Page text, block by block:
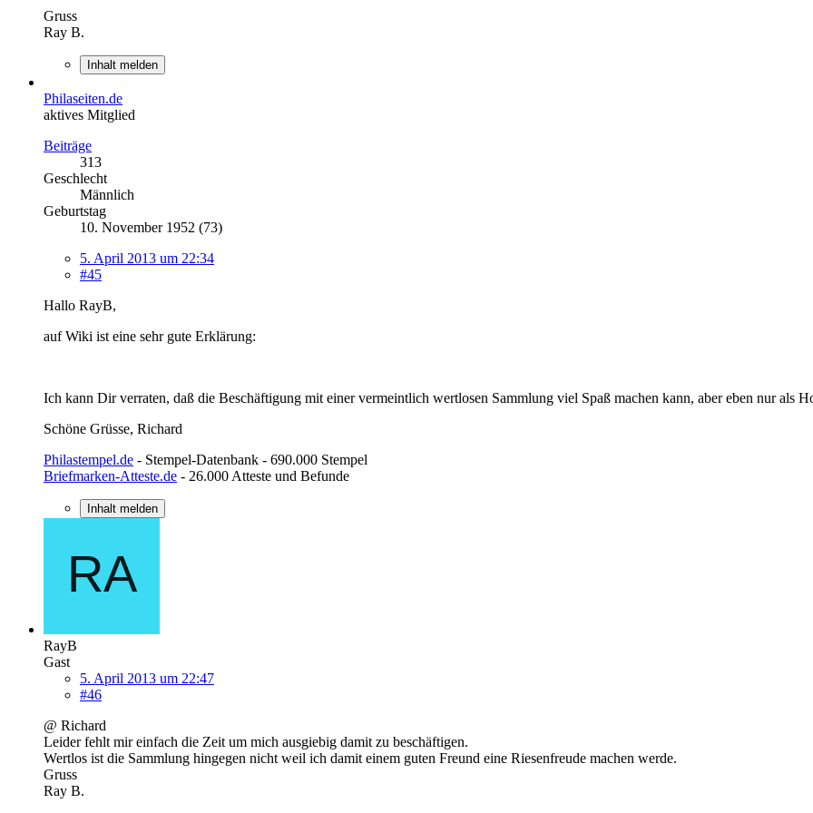
Gruss
Ray B.
Inhalt melden
Philaseiten.de
aktives Mitglied
Beiträge
313
Geschlecht
Männlich
Geburtstag
10. November 1952 (73)
5. April 2013 um 22:34
#45
Hallo RayB,
auf Wiki ist eine sehr gute Erklärung:
Ich kann Dir verraten, daß die Beschäftigung mit einer vermeintlich wertlosen Sammlung viel Spaß machen kann, aber eben nur als
Schöne Grüsse, Richard
Philastempel.de - Stempel-Datenbank - 690.000 Stempel
Briefmarken-Atteste.de - 26.000 Atteste und Befunde
Inhalt melden
RayB
Gast
5. April 2013 um 22:47
#46
@ Richard
Leider fehlt mir einfach die Zeit um mich ausgiebig damit zu beschäftigen.
Wertlos ist die Sammlung hingegen nicht weil ich damit einem guten Freund eine Riesenfreude machen werde.
Gruss
Ray B.